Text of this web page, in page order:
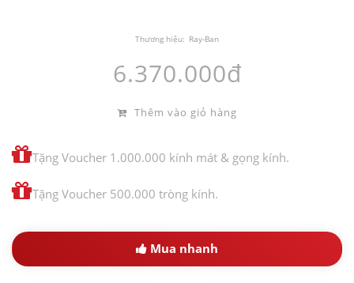
Thương hiệu: Ray-Ban
6.370.000đ
Thêm vào giỏ hàng
Tặng Voucher 1.000.000 kính mát & gọng kính.
Tặng Voucher 500.000 tròng kính.
Mua nhanh